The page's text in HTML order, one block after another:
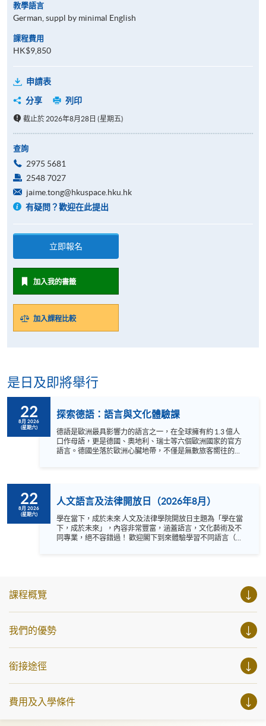
教學語言
German, suppl by minimal English
課程費用
HK$9,850
申請表
分享
列印
截止於 2026年8月28日 (星期五)
查詢
2975 5681
2548 7027
jaime.tong@hkuspace.hku.hk
有疑問？歡迎在此提出
立即報名
加入我的書籤
加入課程比較
是日及即將舉行
22
8月 2026
(星期六)
探索德語：語言與文化體驗課
德語是歐洲最具影響力的語言之一，在全球擁有約 1.3 億人
口作母語，更是德國、奧地利、瑞士等六個歐洲國家的官方
語言。德國坐落於歐洲心臟地帶，不僅是無數旅客嚮往的旅
鋪路，切勿錯過這次的免費體驗課程！我們的資深母語導師
將帶領您輕鬆掌握德語入門要訣，在互動中感受德語文化的
獨特魅力，助您輕鬆建立穩固的語感基礎。名額有限，立即
報名，開啟您的德語學習之旅！ 語言 ：德語及英語
Instagram:
22
8月 2026
(星期六)
人文語言及法律開放日（2026年8月）
學在當下，成於未來 人文及法律學院開放日主題為「學在當
下，成於未來」，內容非常豐富，涵蓋語言，文化藝術及不
同專業，絕不容錯過！ 歡迎閣下到來體驗學習不同語言（包
坊、體驗課堂和豐富資訊講座。萬勿錯過是次活動，記得把
圖！
課程概覽
我們的優勢
銜接途徑
費用及入學條件